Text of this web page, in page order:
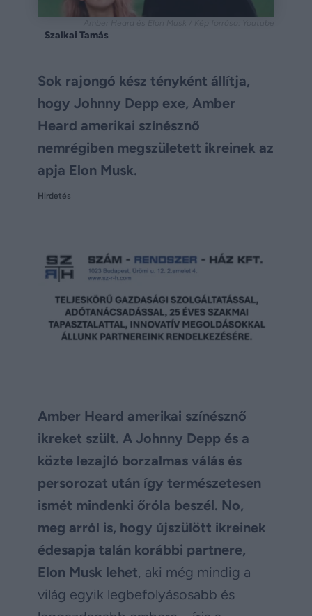
Szalkai Tamás
Sok rajongó kész tényként állítja,
hogy Johnny Depp exe, Amber
Heard amerikai színésznő
nemrégiben megszületett ikreinek az
apja Elon Musk.
Hirdetés
Amber Heard amerikai színésznő
ikreket szült. A Johnny Depp és a
közte lezajló borzalmas válás és
persorozat után így természetesen
ismét mindenki őróla beszél. No,
meg arról is, hogy újszülött ikreinek
édesapja talán korábbi partnere,
Elon Musk lehet, aki még mindig a
világ egyik legbefolyásosabb és